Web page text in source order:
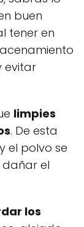
buen
tener en
evitar
limpies
. De esta
el polvo se
dañar el
los